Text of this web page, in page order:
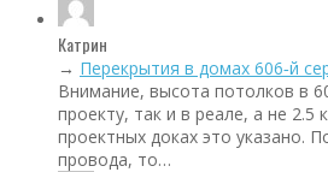
Катрин
→ Перекрытия в домах 606‑й
Внимание, высота потолков в
проекту, так и в реале, а не 2.5
проектных доках это указано.
провода, то…